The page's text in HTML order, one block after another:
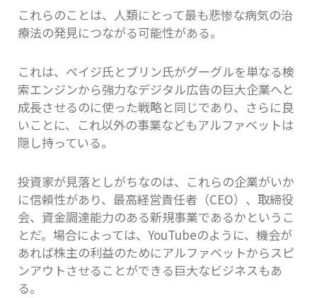
これらのことは、人類にとって最も悲惨な病気の治
療法の発見につながる可能性がある。
これは、ペイジ氏とブリン氏がグーグルを単なる検
索エンジンから強力なデジタル広告の巨大企業へと
成長させるのに使った戦略と同じであり、さらに良
いことに、これ以外の事業などもアルファベットは
隠し持っている。
投資家が見落としがちなのは、これらの企業がいか
に信頼性があり、最高経営責任者（CEO）、取締役
会、資金調達能力のある新規事業であるかというこ
とだ。場合によっては、YouTubeのように、機会が
あれば株主の利益のためにアルファベットからスピ
ンアウトさせることができる巨大なビジネスもあ
る。